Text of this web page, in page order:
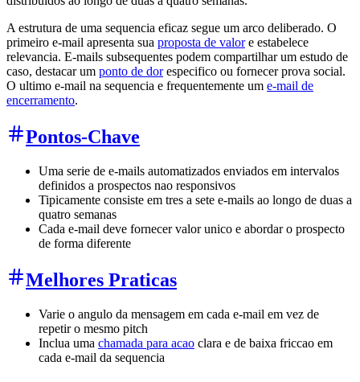
A estrutura de uma sequencia eficaz segue um arco deliberado. O
primeiro e-mail apresenta sua proposta de valore estabelece
relevancia. E-mails subsequentes podem compartilhar um estudo de
caso, destacar um ponto de dorespecifico ou fornecer prova social.
O ultimo e-mail na sequencia e frequentemente um e-mail de
encerramento.
Pontos-Chave
Uma serie de e-mails automatizados enviados em intervalos
definidos a prospectos nao responsivos
Tipicamente consiste em tres a sete e-mails ao longo de duas a
quatro semanas
Cada e-mail deve fornecer valor unico e abordar o prospecto
de forma diferente
Melhores Praticas
Varie o angulo da mensagem em cada e-mail em vez de
repetir o mesmo pitch
Inclua uma chamada para acao clara e de baixa friccao em
cada e-mail da sequencia